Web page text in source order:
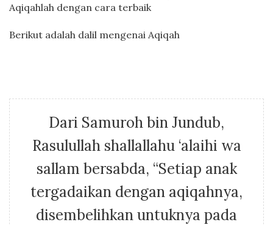
Aqiqahlah dengan cara terbaik
Berikut adalah dalil mengenai Aqiqah
Dari Samuroh bin Jundub,
Rasulullah shallallahu ‘alaihi wa
sallam bersabda, “Setiap anak
tergadaikan dengan aqiqahnya,
disembelihkan untuknya pada